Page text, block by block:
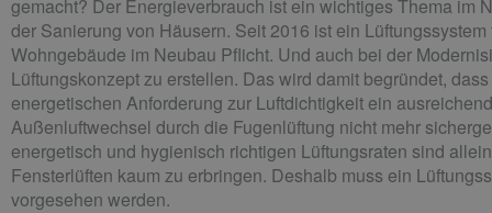
gemacht? Der Energieverbrauch ist ein wichtiges Thema im
der Sanierung von Häusern. Seit 2016 ist ein Lüftungssystem
Wohngebäude im Neubau Pflicht. Und auch bei der
Lüftungskonzept zu erstellen. Das wird damit begründet,
energetischen Anforderung zur Luftdichtigkeit ein
Außenluftwechsel durch die Fugenlüftung nicht mehr
energetisch und hygienisch richtigen Lüftungsraten sind
Fensterlüften kaum zu erbringen. Deshalb muss ein
vorgesehen werden.